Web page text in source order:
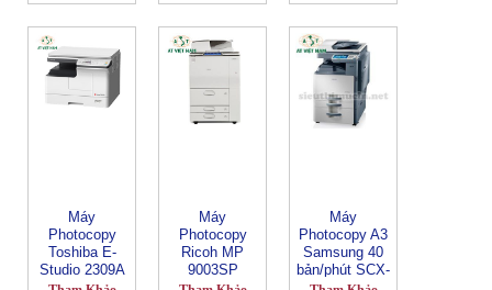
Máy
Photocopy
Toshiba E-
Studio 2309A
Máy
Photocopy
Ricoh MP
9003SP
Máy
Photocopy A3
Samsung 40
bản/phút SCX-